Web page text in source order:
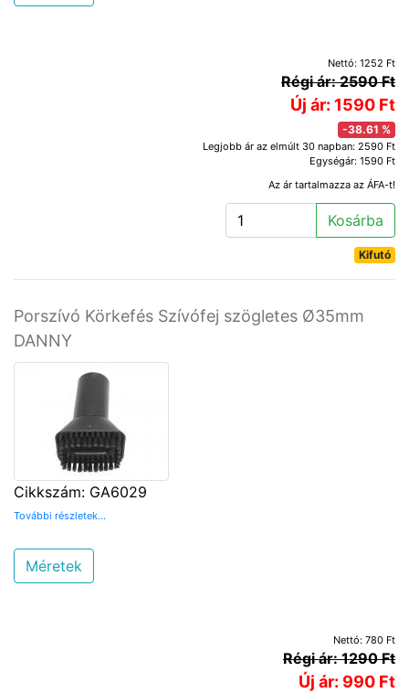
Nettó: 1252 Ft
Régi ár: 2590 Ft
Új ár: 1590 Ft
-38.61 %
Legjobb ár az elmúlt 30 napban: 2590 Ft
Egységár: 1590 Ft
Az ár tartalmazza az ÁFA-t!
Kosárba
Kifutó
Porszívó Körkefés Szívófej szögletes Ø35mm
DANNY
Cikkszám: GA6029
További részletek...
Méretek
Nettó: 780 Ft
Régi ár: 1290 Ft
Új ár: 990 Ft